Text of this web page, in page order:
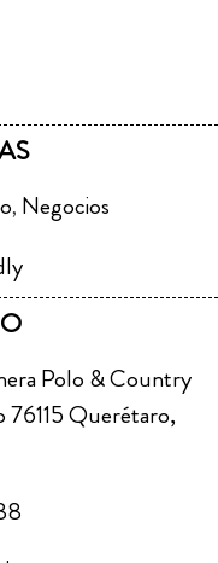
, Negocios
Polo & Country
Querétaro,